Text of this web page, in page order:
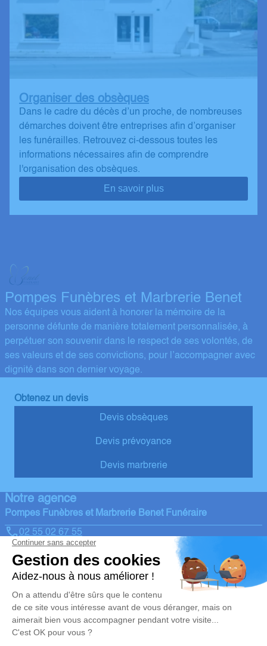
Organiser des obsèques
Dans le cadre du décès d’un proche, de nombreuses
démarches doivent être entreprises afin d’organiser
les funérailles. Retrouvez ci-dessous toutes les
informations nécessaires afin de comprendre
l'organisation des obsèques.
En savoir plus
Pompes Funèbres et Marbrerie Benet
Nos équipes vous aident à honorer la mémoire de la
personne défunte de manière totalement personnalisée, à
perpétuer son souvenir dans le respect de ses volontés, de
ses valeurs et de ses convictions, pour l’accompagner avec
dignité dans son dernier voyage.
Obtenez un devis
Devis obsèques
Devis prévoyance
Devis marbrerie
Notre agence
Pompes Funèbres et Marbrerie Benet Funéraire
02 55 02 67 55
benet@pompes-funebres-naulleau.fr
7, Route de Niort, Richebonne - 85490 - Benet
4.9/5 - 65 avis
Nos Services
Organiser des obsèques
Monuments funéraires
Services aux familles
Liens utiles
Avis de décès
Demande de rendez-vous en